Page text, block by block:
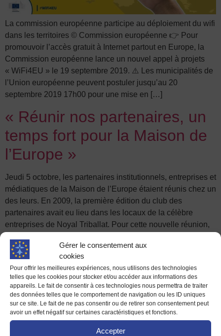
Gérer le consentement aux
cookies
Pour offrir les meilleures expériences, nous utilisons des technologies
telles que les cookies pour stocker et/ou accéder aux informations des
appareils. Le fait de consentir à ces technologies nous permettra de traiter
des données telles que le comportement de navigation ou les ID uniques
sur ce site. Le fait de ne pas consentir ou de retirer son consentement peut
avoir un effet négatif sur certaines caractéristiques et fonctions.
Accepter
La commission européenne participe au déploiement du wifi
dans les territoires © Commission européenne 👉 Pour
promouvoir l’accès gratuit à Internet partout en Europe, la
Commission européenne lance un nouvel appel à projets
« WiFi4EU » le 19 septembre 2019. ⚠️ Les municipalités de
l’Union européenne peuvent postuler jusqu’au 20
septembre 2019 17h00 pour une mise en […]
« Réunir nos partenaires, un
temps fort pour la Maison de
l’Europe »
Jeudi 5 octobre, les partenaires institutionnels, entreprises et
médiatiques de la Maison de l’Europe étaient réunis chez un
des leurs. En 2009, la première édition du club des
partenaires avait eu lieu dans les locaux de la célèbre
entreprises de Noyal Triballat. Pour cette nouvelle réunion,
Participez à notre deuxième
édition de la chasse au trésor
LA CHASSE AUX TRÉSORS DE CHATEAUBOURG
VOUS DONNE RENDEZ-VOUS LE SAMEDI 24 JUIN 2017,